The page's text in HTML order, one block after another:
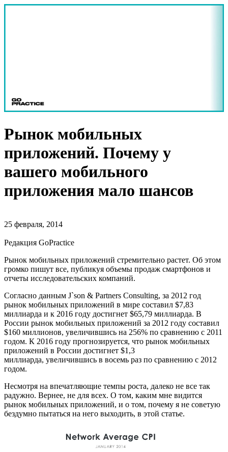
Рынок мобильных
приложений. Почему у
вашего мобильного
приложения мало шансов
25 февраля, 2014
Редакция GoPractice
Рынок мобильных приложений стремительно растет. Об этом
громко пишут все, публикуя объемы продаж смартфонов и
отчеты исследовательских компаний.
Согласно данным J`son & Partners Consulting, за 2012 год
рынок мобильных приложений в мире составил $7,83
миллиарда и к 2016 году достигнет $65,79 миллиарда. В
России рынок мобильных приложений за 2012 году составил
$160 миллионов, увеличившись на 256% по сравнению с 2011
годом. К 2016 году прогнозируется, что рынок мобильных
приложений в России достигнет $1,3
миллиарда, увеличившись в восемь раз по сравнению с 2012
годом.
Несмотря на впечатляющие темпы роста, далеко не все так
радужно. Вернее, не для всех. О том, каким мне видится
рынок мобильных приложений, и о том, почему я не советую
бездумно пытаться на него выходить, в этой статье.